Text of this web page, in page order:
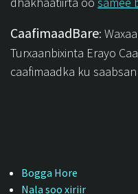
CaafimaadBare:
Turxaanbixinta Erayo
caafimaadka ku
Bogga Hore
Nala soo xiriir